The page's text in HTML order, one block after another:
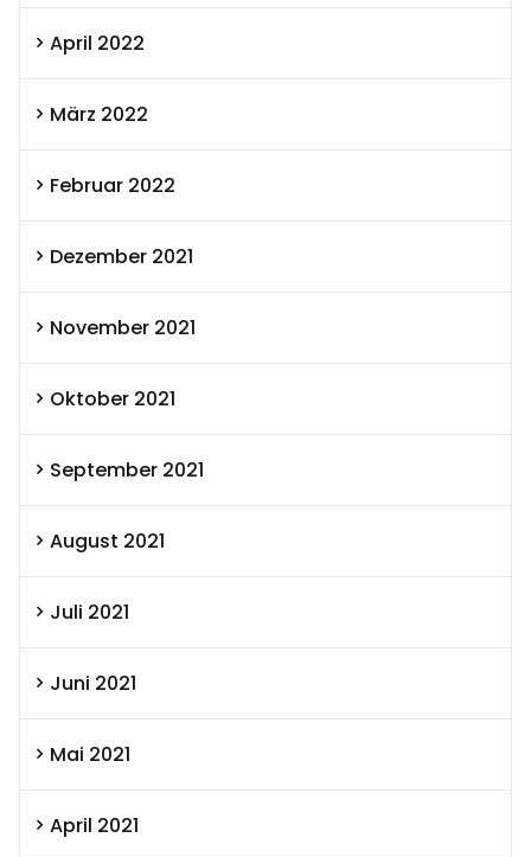
April 2022
März 2022
Februar 2022
Dezember 2021
November 2021
Oktober 2021
September 2021
August 2021
Juli 2021
Juni 2021
Mai 2021
April 2021